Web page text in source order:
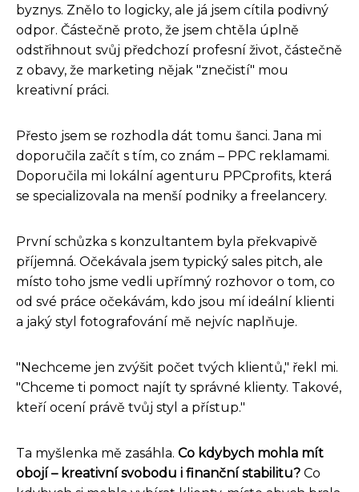
byznys. Znělo to logicky, ale já jsem cítila podivný
odpor. Částečně proto, že jsem chtěla úplně
odstřihnout svůj předchozí profesní život, částečně
z obavy, že marketing nějak "znečistí" mou
kreativní práci.
Přesto jsem se rozhodla dát tomu šanci. Jana mi
doporučila začít s tím, co znám – PPC reklamami.
Doporučila mi lokální agenturu PPCprofits, která
se specializovala na menší podniky a freelancery.
První schůzka s konzultantem byla překvapivě
příjemná. Očekávala jsem typický sales pitch, ale
místo toho jsme vedli upřímný rozhovor o tom, co
od své práce očekávám, kdo jsou mí ideální klienti
a jaký styl fotografování mě nejvíc naplňuje.
"Nechceme jen zvýšit počet tvých klientů," řekl mi.
"Chceme ti pomoct najít ty správné klienty. Takové,
kteří ocení právě tvůj styl a přístup."
Ta myšlenka mě zasáhla. Co kdybych mohla mít
obojí – kreativní svobodu i finanční stabilitu? Co